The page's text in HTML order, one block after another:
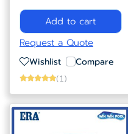
Add to cart
Request a Quote
Wishlist Compare
(1)